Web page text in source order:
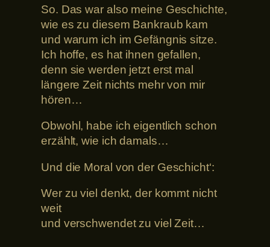
So. Das war also meine Geschichte,
wie es zu diesem Bankraub kam
und warum ich im Gefängnis sitze.
Ich hoffe, es hat ihnen gefallen,
denn sie werden jetzt erst mal
längere Zeit nichts mehr von mir
hören…
Obwohl, habe ich eigentlich schon
erzählt, wie ich damals…
Und die Moral von der Geschicht‘:
Wer zu viel denkt, der kommt nicht
weit
und verschwendet zu viel Zeit…